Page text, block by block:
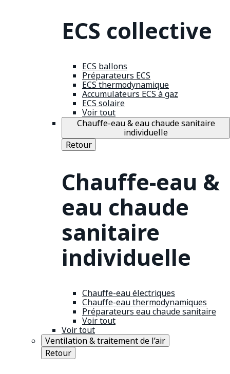
ECS collective
ECS ballons
Préparateurs ECS
ECS thermodynamique
Accumulateurs ECS à gaz
ECS solaire
Voir tout
Chauffe-eau & eau chaude sanitaire
individuelle
Retour
Chauffe-eau &
eau chaude
sanitaire
individuelle
Chauffe-eau électriques
Chauffe-eau thermodynamiques
Préparateurs eau chaude sanitaire
Voir tout
Voir tout
Ventilation & traitement de l’air
Retour